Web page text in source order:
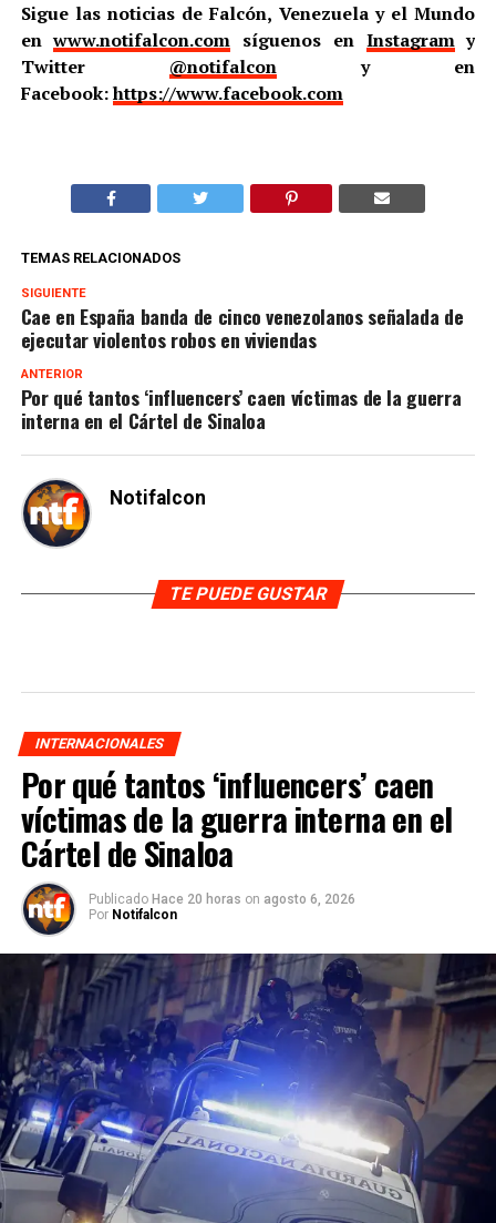
Sigue las noticias de Falcón, Venezuela y el Mundo
enwww.notifalcon.com síguenos en Instagramy
Twitter @notifalcony en
Facebook:https://www.facebook.com
TEMAS RELACIONADOS
SIGUIENTE
Cae en España banda de cinco venezolanos señalada de
ejecutar violentos robos en viviendas
ANTERIOR
Por qué tantos ‘influencers’ caen víctimas de la guerra
interna en el Cártel de Sinaloa
Notifalcon
TE PUEDE GUSTAR
INTERNACIONALES
Por qué tantos ‘influencers’ caen
víctimas de la guerra interna en el
Cártel de Sinaloa
Publicado Hace 20 horas on agosto 6, 2026
Por Notifalcon